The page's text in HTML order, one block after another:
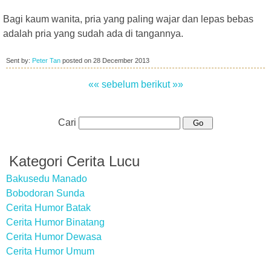
Bagi kaum wanita, pria yang paling wajar dan lepas bebas
adalah pria yang sudah ada di tangannya.
Sent by: Peter Tan posted on 28 December 2013
«« sebelum berikut »»
Cari
Kategori Cerita Lucu
Bakusedu Manado
Bobodoran Sunda
Cerita Humor Batak
Cerita Humor Binatang
Cerita Humor Dewasa
Cerita Humor Umum